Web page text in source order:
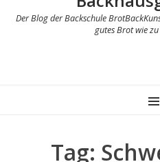
Der Blog der Backschule
gutes Brot wie
Tag: